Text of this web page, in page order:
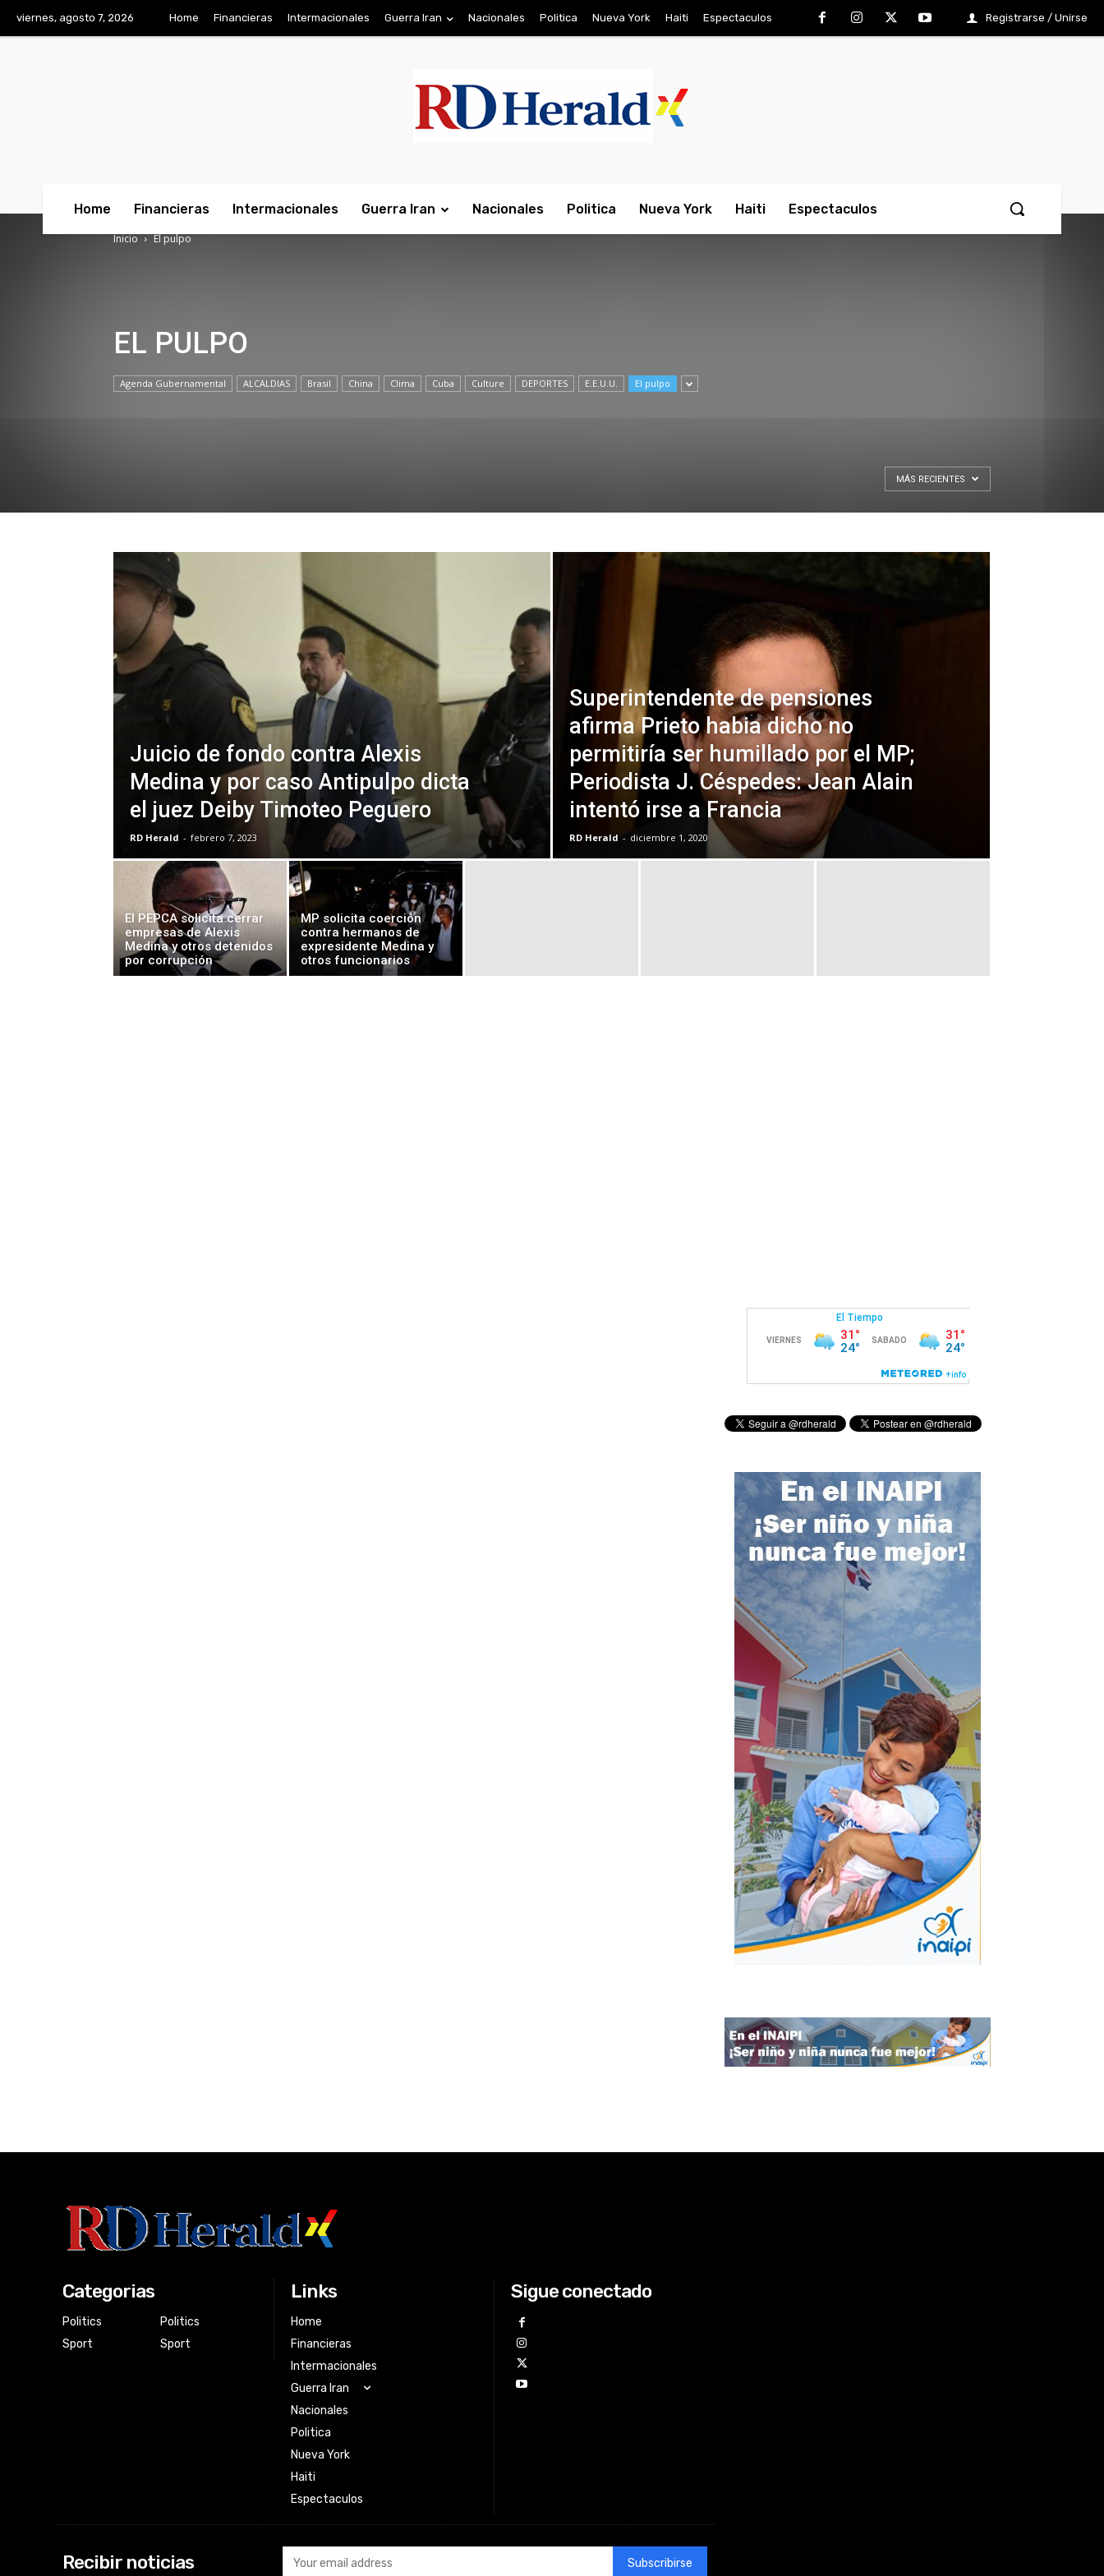
viernes, agosto 7, 2026 Home Financieras Intermacionales Guerra Iran Nacionales Politica Nueva York Haiti Espectaculos Registrarse / Unirse
Home Financieras Intermacionales Guerra Iran Nacionales Politica Nueva York Haiti Espectaculos
Inicio El pulpo
EL PULPO
Agenda Gubernamental ALCALDIAS Brasil China Clima Cuba Culture DEPORTES E.E.U.U. El pulpo
MÁS RECIENTES
Juicio de fondo contra Alexis
Medina y por caso Antipulpo dicta
el juez Deiby Timoteo Peguero
RD Herald - febrero 7, 2023
Superintendente de pensiones
afirma Prieto habia dicho no
permitiría ser humillado por el MP;
Periodista J. Céspedes: Jean Alain
intentó irse a Francia
RD Herald - diciembre 1, 2020
El PEPCA solicita cerrar
empresas de Alexis
Medina y otros detenidos
por corrupción
MP solicita coerción
contra hermanos de
expresidente Medina y
otros funcionarios
Categorias
Politics
Sport
Politics
Sport
Links
Home
Financieras
Intermacionales
Guerra Iran
Nacionales
Politica
Nueva York
Haiti
Espectaculos
Sigue conectado
Recibir noticias Subscribirse